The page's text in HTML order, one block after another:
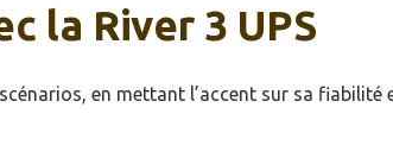
la River 3 UPS
en mettant l’accent sur sa fiabilité